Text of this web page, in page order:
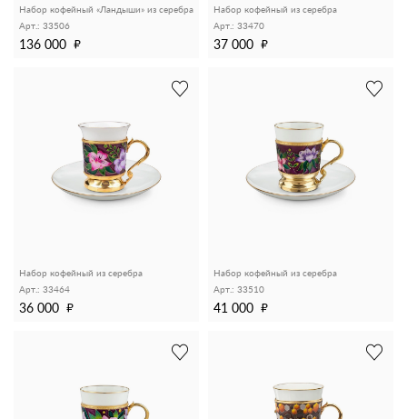
Набор кофейный «Ландыши» из серебра
Арт.: 33506
136 000
Набор кофейный из серебра
Арт.: 33470
37 000
Набор кофейный из серебра
Арт.: 33464
36 000
Набор кофейный из серебра
Арт.: 33510
41 000